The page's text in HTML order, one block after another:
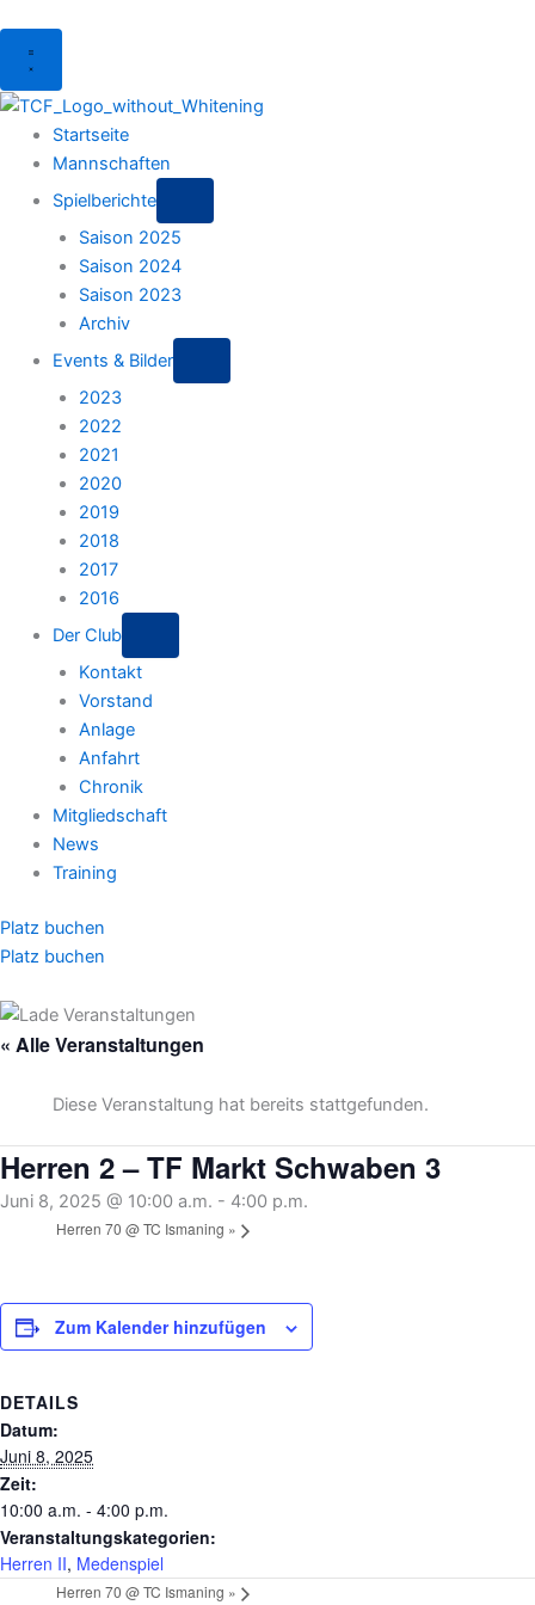
Menu
Startseite
Mannschaften
Spielberichte
Saison 2025
Saison 2024
Saison 2023
Archiv
Events & Bilder
2023
2022
2021
2020
2019
2018
2017
2016
Der Club
Kontakt
Vorstand
Anlage
Anfahrt
Chronik
Mitgliedschaft
News
Training
Platz buchen
Platz buchen
« Alle Veranstaltungen
Diese Veranstaltung hat bereits stattgefunden.
Herren 2 – TF Markt Schwaben 3
Juni 8, 2025 @ 10:00 a.m. - 4:00 p.m.
Herren 70 @ TC Ismaning »
Zum Kalender hinzufügen
DETAILS
Datum:
Juni 8, 2025
Zeit:
10:00 a.m. - 4:00 p.m.
Veranstaltungskategorien:
Herren II, Medenspiel
Herren 70 @ TC Ismaning »